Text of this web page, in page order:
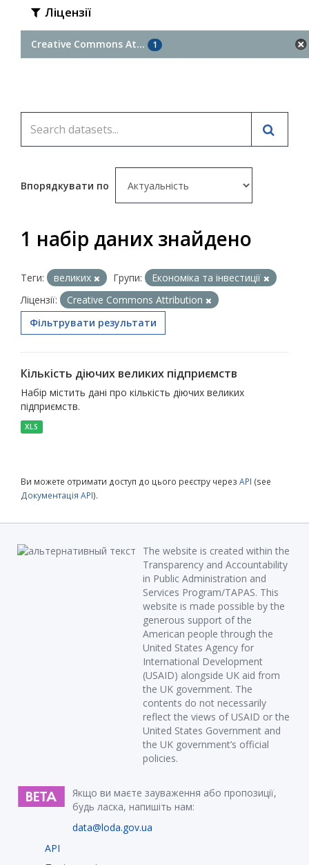
Ліцензії
Creative Commons At... 1
Впорядкувати по
1 набір даних знайдено
Теги: великих Групи:
Економіка та інвестиції
Ліцензії:
Creative Commons Attribution
Фільтрувати результати
Кількість діючих великих підприємств
Набір містить дані про кількість діючих великих
підприємств.
XLS
Ви можете отримати доступ до цього реєстру через API (see
Документація API).
The website is created within the
Transparency and Accountability
in Public Administration and
Services Program/TAPAS. This
website is made possible by the
generous support of the
American people through the
United States Agency for
International Development
(USAID) alongside UK aid from
the UK government. The
contents do not necessarily
reflect the views of USAID or the
United States Government and
the UK government’s official
policies.
Якщо ви маєте зауваження або пропозиції,
будь ласка, напишіть нам:
data@loda.gov.ua
API